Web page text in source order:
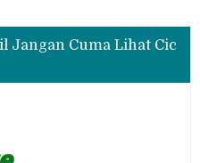
Ini Spesifikasi dan Fitur Unggulan Chery Tiggo V
Ini Spesifikasi dan Fitur Unggulan Chery Tiggo V